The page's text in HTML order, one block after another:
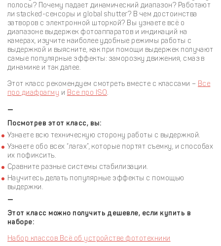
полосы? Почему падает динамический диапазон? Работают
ли stacked-сенсоры и global shutter? В чем достоинства
затворов с электронной шторкой? Вы узнаете всё о
диапазоне выдержек фотоаппаратов и индикаций на
камерах, изучите наиболее удобные режимы работы с
выдержкой и выясните, как при помощи выдержек получают
самые популярные эффекты: заморозку движения, смаз в
динамике и так далее.
Этот класс рекомендуем смотреть вместе с классами – Все
про диафрагму и Все про ISO.
—
Посмотрев этот класс, вы:
Узнаете всю техническую сторону работы с выдержкой.
Узнаете обо всех “лагах”, которые портят съемку, и способах
их пофиксить.
Сравните разные системы стабилизации.
Научитесь делать популярные эффекты с помощью
выдержки.
—
Этот класс можно получить дешевле, если купить в
наборе:
Набор классов Всё об устройстве фототехники